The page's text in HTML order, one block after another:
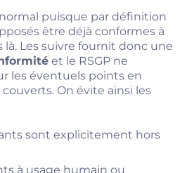
puisque par définition
être déjà conformes à
Les suivre fournit donc une
et le RSGP ne
les éventuels points en
On évite ainsi les
sont explicitement hors
à usage humain ou